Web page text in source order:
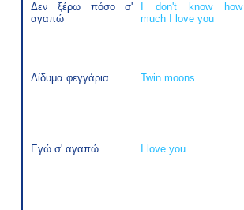
Δεν ξέρω πόσο σ'
αγαπώ
I don't know how
much I love you
Δίδυμα φεγγάρια Twin moons
Εγώ σ' αγαπώ I love you